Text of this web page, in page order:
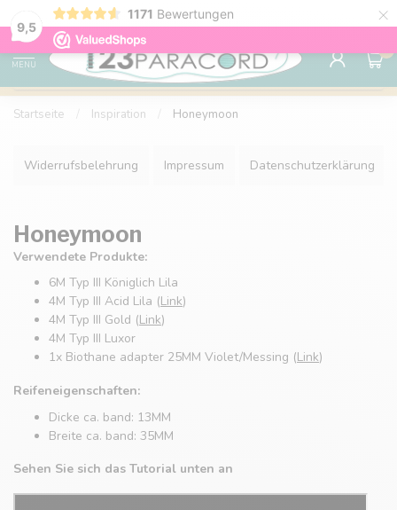
9,5
1171 Bewertungen ×
Sparen Sie mit Ihrem Konto und sichern Sie sich
Rabatte.
MENU
0
Startseite Inspiration Honeymoon
Widerrufsbelehrung Impressum Datenschutzerklärung
Honeymoon
Verwendete Produkte:
6M Typ III Königlich Lila
4M Typ III Acid Lila (Link)
4M Typ III Gold (Link)
4M Typ III Luxor
1x Biothane adapter 25MM Violet/Messing (Link)
Reifeneigenschaften:
Dicke ca. band: 13MM
Breite ca. band: 35MM
Sehen Sie sich das Tutorial unten an